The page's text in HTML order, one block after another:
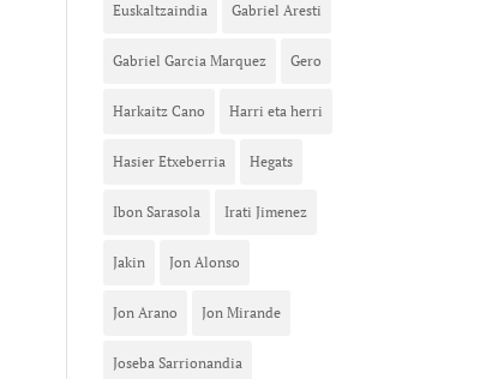
Euskaltzaindia Gabriel Aresti
Gabriel Garcia Marquez Gero
Harkaitz Cano Harri eta herri
Hasier Etxeberria Hegats
Ibon Sarasola Irati Jimenez
Jakin Jon Alonso
Jon Arano Jon Mirande
Joseba Sarrionandia